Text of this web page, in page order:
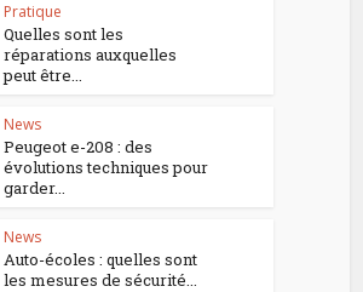
Pratique
Quelles sont les
réparations auxquelles
peut être...
News
Peugeot e-208 : des
évolutions techniques pour
garder...
News
Auto-écoles : quelles sont
les mesures de sécurité...